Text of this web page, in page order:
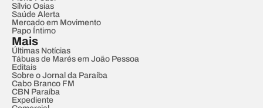
Sílvio Osias
Saúde Alerta
Mercado em Movimento
Papo Íntimo
Mais
Últimas Notícias
Tábuas de Marés em João Pessoa
Editais
Sobre o Jornal da Paraíba
Cabo Branco FM
CBN Paraíba
Expediente